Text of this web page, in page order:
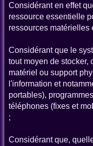
Considérant en effet
ressource essentielle
ressources matérielles
Considérant que le
tout moyen de stocker,
matériel ou support
l'information et
portables),
téléphones (fixes et
;
Considérant que,